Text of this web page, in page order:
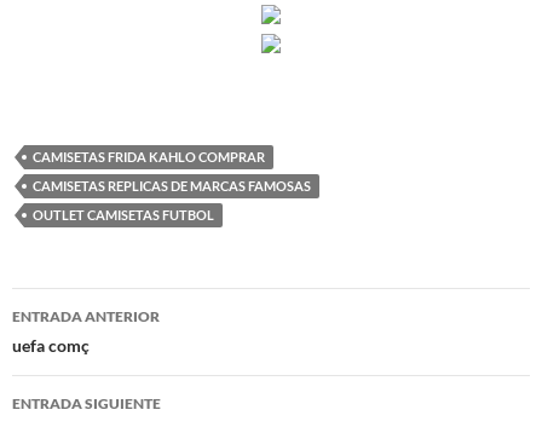
CAMISETAS FRIDA KAHLO COMPRAR
CAMISETAS REPLICAS DE MARCAS FAMOSAS
OUTLET CAMISETAS FUTBOL
Navegación
de
entradas
ENTRADA ANTERIOR
uefa comç
ENTRADA SIGUIENTE